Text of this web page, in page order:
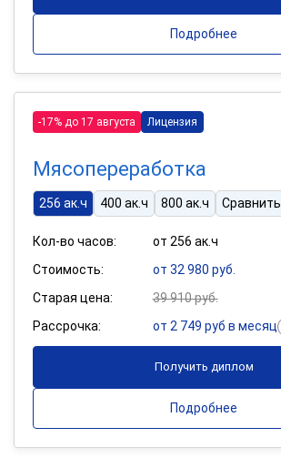
Подробнее
-17% до 17 августа Лицензия
Мясопереработка
256 ак.ч 400 ак.ч 800 ак.ч Сравнить
Кол-во часов:
от 256 ак.ч
Стоимость:
от 32 980 руб.
Старая цена:
39 910 руб.
Рассрочка:
от 2 749 руб в месяц
Получить диплом
Подробнее